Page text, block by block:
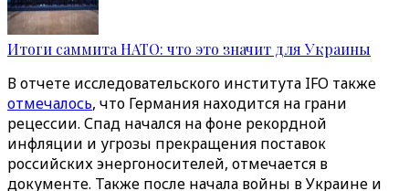
Итоги саммита НАТО: что это значит для Украины
В отчете исследовательского института IFO также
отмечалось, что Германия находится на грани
рецессии. Спад начался на фоне рекордной
инфляции и угрозы прекращения поставок
российских энергоносителей, отмечается в
документе. Также после начала войны в Украине и